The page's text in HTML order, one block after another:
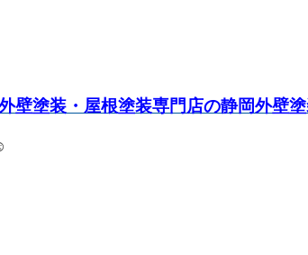
壁塗装・屋根塗装専門店の静岡外壁